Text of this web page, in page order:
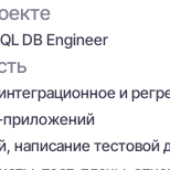
DB Engineer
и
приложений
написание тестовой